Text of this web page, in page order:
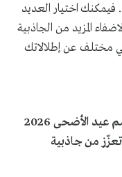
اختيار العديد
المزيد من الجاذبية
مختلف عن إطلالاتك
استوحي أبرز صيحات المكياج اللامع لموسم عيد الأضحى 2026
من جاذبية